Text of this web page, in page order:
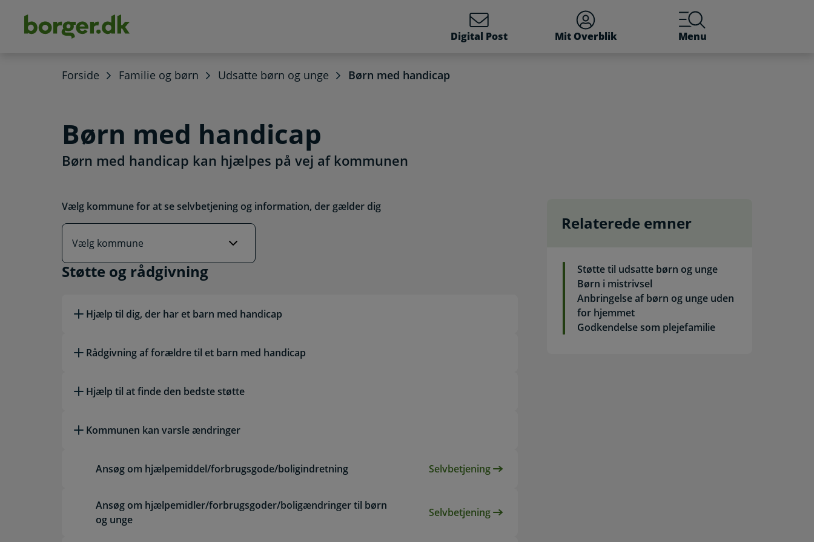
Digital Post
Mit Overblik Menu
Forside Familie og børn Udsatte børn og unge Børn med handicap
Børn med handicap
Børn med handicap kan hjælpes på vej af kommunen
Vælg kommune for at se selvbetjening og information, der gælder dig
Støtte og rådgivning
Støtte og rådgivning
Hjælp til dig, der har et barn med handicap
Rådgivning af forældre til et barn med handicap
Hjælp til at finde den bedste støtte
Kommunen kan varsle ændringer
Ansøg om hjælpemiddel/forbrugsgode/boligindretning Selvbetjening
Selvbetjening, Ansøg om hjælpemiddel / forbrugsgode / boligindretning
Ansøg om hjælpemidler/forbrugsgoder/boligændringer til børn
og unge
Selvbetjening
Selvbetjening, Ansøg om hjælpemidler / forbrugsgoder / boligændringer til
Relaterede emner
Støtte til udsatte børn og unge
Børn i mistrivsel
Anbringelse af børn og unge uden
for hjemmet
Godkendelse som plejefamilie